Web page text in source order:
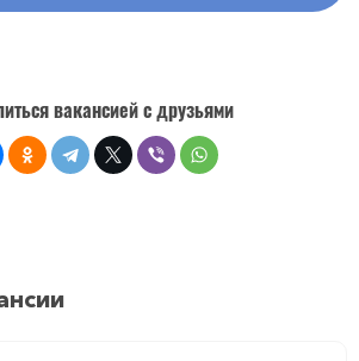
вакансией с друзьями